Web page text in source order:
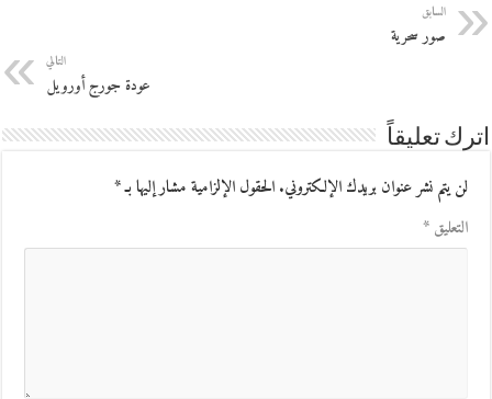
السابق
صور سحرية
التالي
عودة جورج أورويل
اترك تعليقاً
لن يتم نشر عنوان بريدك الإلكتروني.الحقول الإلزامية مشار إليها بـ*
التعليق*